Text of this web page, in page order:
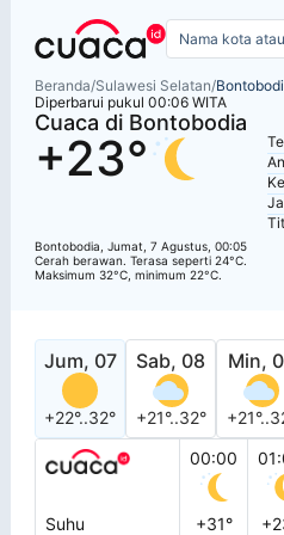
Beranda/Sulawesi Selatan/
Diperbarui pukul 00:06 WITA
Cuaca di Bontobodia
+23°
Bontobodia, Jumat, 7 Agustus, 00:05
Cerah berawan. Terasa seperti 24°C.
Maksimum 32°C, minimum 22°C.
Jum, 07
+22°..32°
Sab, 08
+21°..32°
Min,
00:00
Suhu +31°